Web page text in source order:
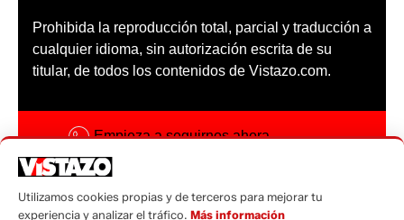
Prohibida la reproducción total, parcial y traducción a
cualquier idioma, sin autorización escrita de su
titular, de todos los contenidos de Vistazo.com.
Empieza a seguirnos ahora
Código ética
Utilizamos cookies propias y de terceros para mejorar tu
experiencia y analizar el tráfico. Más información